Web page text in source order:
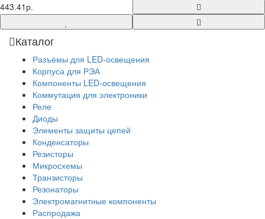
443.41р.
Каталог
Разъёмы для LED-освещения
Корпуса для РЭА
Компоненты LED-освещения
Коммутация для электроники
Реле
Диоды
Элементы защиты цепей
Конденсаторы
Резисторы
Микросхемы
Транзисторы
Резонаторы
Электромагнитные компоненты
Распродажа